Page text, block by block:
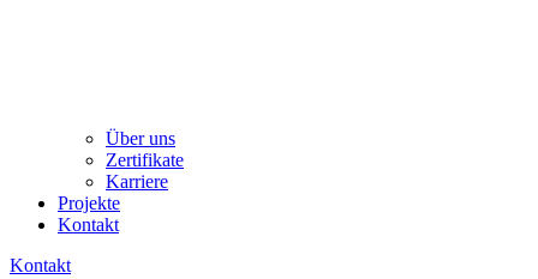
Über uns
Zertifikate
Karriere
Projekte
Kontakt
Kontakt